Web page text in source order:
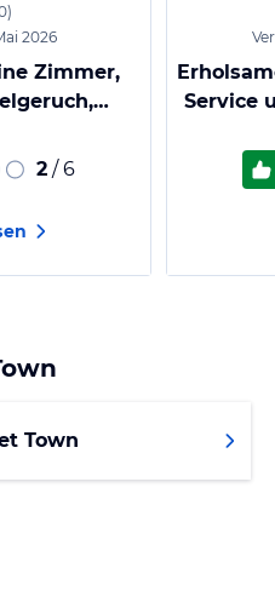
2026
Zimmer,
2 / 6
Service
Town